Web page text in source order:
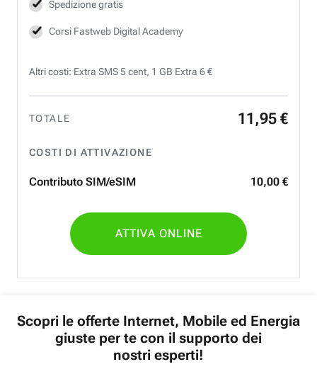
Spedizione gratis
Corsi Fastweb Digital Academy
Altri costi: Extra SMS 5 cent, 1 GB Extra 6 €
TOTALE 11 ,95 €
COSTI DI ATTIVAZIONE
Contributo SIM/eSIM 10,00 €
ATTIVA ONLINE
Scopri le offerte Internet, Mobile ed Energia
giuste per te con il supporto dei
nostri esperti!